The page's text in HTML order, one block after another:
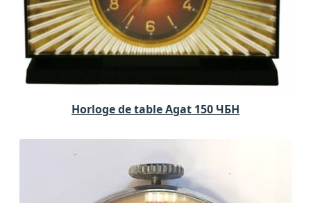
Horloge de table Agat 150 ЧБН